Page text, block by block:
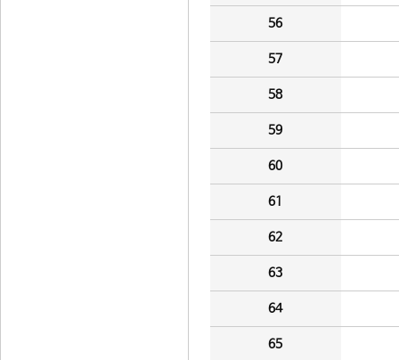
56
57
58
59
60
61
62
63
64
65